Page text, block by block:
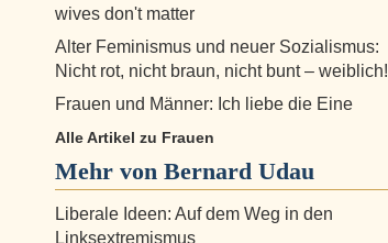
wives don't matter
Alter Feminismus und neuer Sozialismus:
Nicht rot, nicht braun, nicht bunt – weiblich!
Frauen und Männer: Ich liebe die Eine
Alle Artikel zu Frauen
Mehr von Bernard Udau
Liberale Ideen: Auf dem Weg in den
Linksextremismus